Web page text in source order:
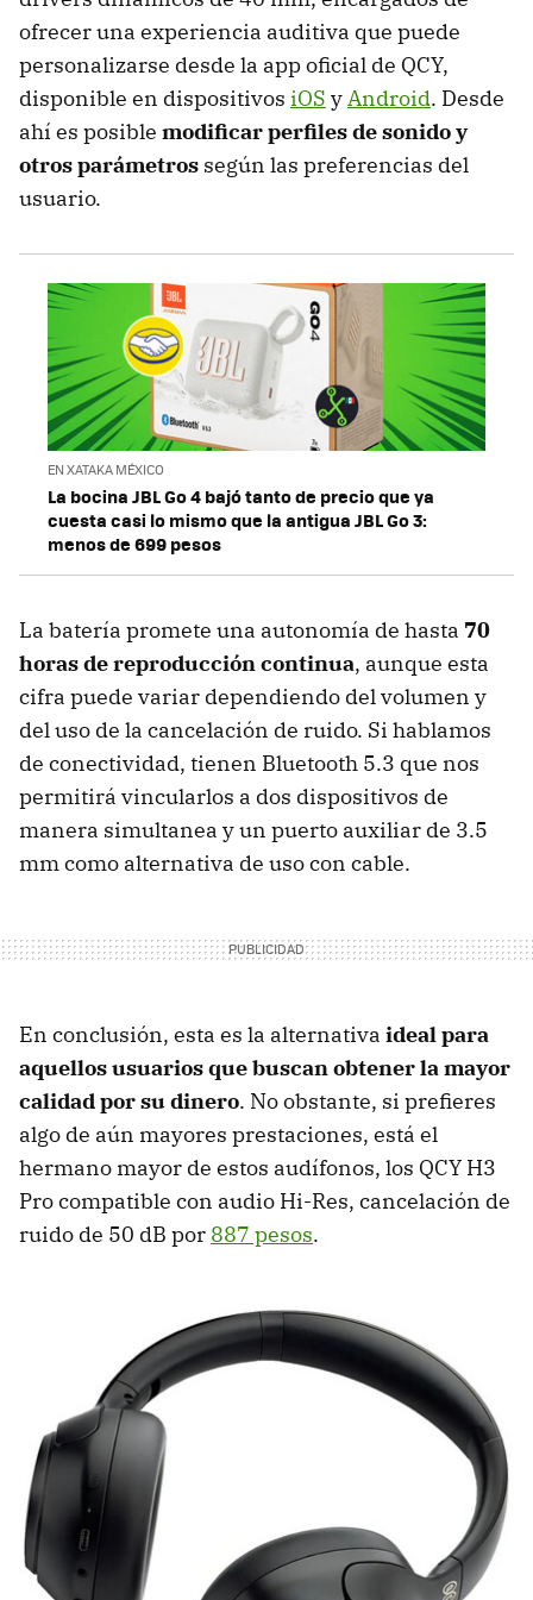
ofrecer una experiencia auditiva que puede
personalizarse desde la app oficial de QCY,
disponible en dispositivos iOS yAndroid. Desde
ahí es posible modificar perfiles de sonido y
otros parámetros según las preferencias del
usuario.
EN XATAKA MÉXICO
La bocina JBL Go 4 bajó tanto de precio que ya
cuesta casi lo mismo que la antigua JBL Go 3:
menos de 699 pesos
La batería promete una autonomía de hasta 70
horas de reproducción continua, aunque esta
cifra puede variar dependiendo del volumen y
del uso de la cancelación de ruido. Si hablamos
de conectividad, tienen Bluetooth 5.3 que nos
permitirá vincularlos a dos dispositivos de
manera simultanea y un puerto auxiliar de 3.5
mm como alternativa de uso con cable.
En conclusión, esta es la alternativa ideal para
aquellos usuarios que buscan obtener la mayor
calidad por su dinero. No obstante, si prefieres
algo de aún mayores prestaciones, está el
hermano mayor de estos audífonos, los QCY H3
Pro compatible con audio Hi-Res, cancelación de
ruido de 50 dB por 887 pesos.